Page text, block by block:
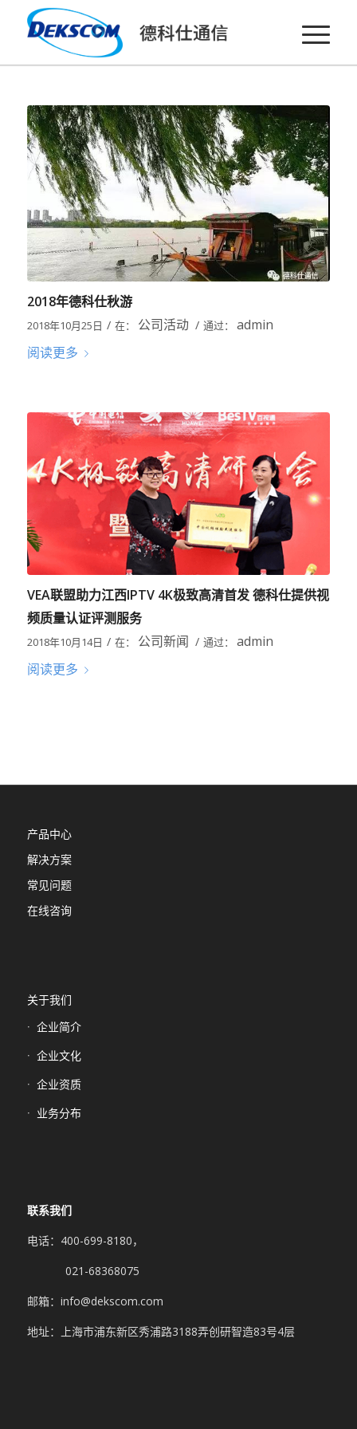
2018年德科仕秋游
2018年10月25日 / 在： 公司活动 / 通过： admin
阅读更多
VEA联盟助力江西IPTV 4K极致高清首发 德科仕提供视
频质量认证评测服务
2018年10月14日 / 在： 公司新闻 / 通过： admin
阅读更多
产品中心
解决方案
常见问题
在线咨询
关于我们
企业简介
企业文化
企业资质
业务分布
联系我们
电话：400-699-8180，
021-68368075
邮箱：info@dekscom.com
地址：上海市浦东新区秀浦路3188弄创研智造83号4层